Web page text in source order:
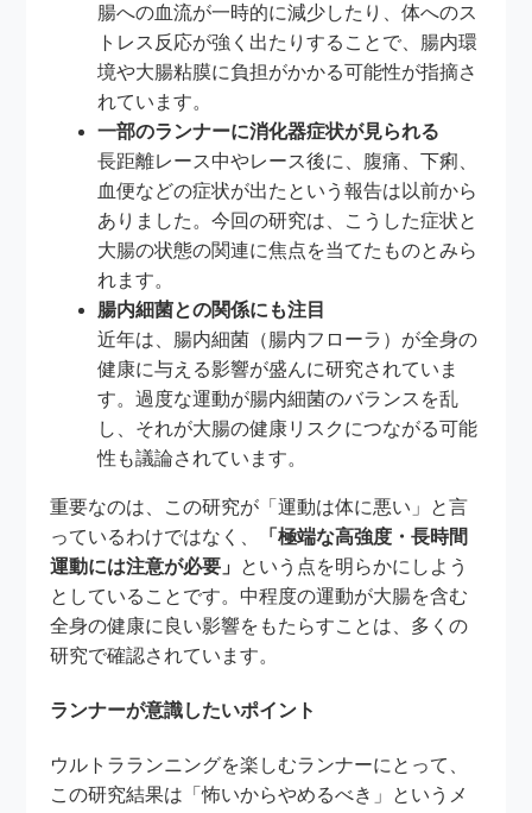
腸への血流が一時的に減少したり、体へのス
トレス反応が強く出たりすることで、腸内環
境や大腸粘膜に負担がかかる可能性が指摘さ
れています。
一部のランナーに消化器症状が見られる
長距離レース中やレース後に、腹痛、下痢、
血便などの症状が出たという報告は以前から
ありました。今回の研究は、こうした症状と
大腸の状態の関連に焦点を当てたものとみら
れます。
腸内細菌との関係にも注目
近年は、腸内細菌（腸内フローラ）が全身の
健康に与える影響が盛んに研究されていま
す。過度な運動が腸内細菌のバランスを乱
し、それが大腸の健康リスクにつながる可能
性も議論されています。
重要なのは、この研究が「運動は体に悪い」と言
っているわけではなく、
「極端な高強度・長時間
運動には注意が必要」 という点を明らかにしよう
としていることです。中程度の運動が大腸を含む
全身の健康に良い影響をもたらすことは、多くの
研究で確認されています。
ランナーが意識したいポイント
ウルトラランニングを楽しむランナーにとって、
この研究結果は「怖いからやめるべき」というメ